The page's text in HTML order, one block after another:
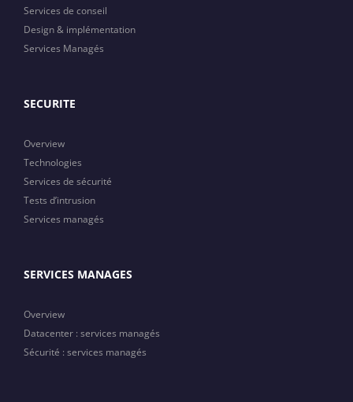
Services de conseil
Design & implémentation
Services Managés
SECURITE
Overview
Technologies
Services de sécurité
Tests d’intrusion
Services managés
SERVICES MANAGES
Overview
Datacenter : services managés
Sécurité : services managés